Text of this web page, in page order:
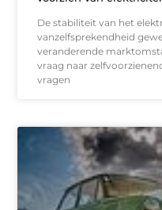
De stabiliteit van het
vanzelfsprekendheid
veranderende
vraag naar
vragen